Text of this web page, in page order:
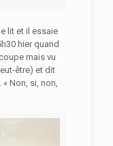
lit et il essaie
hier quand
mais vu
être) et dit
« Non, si, non,